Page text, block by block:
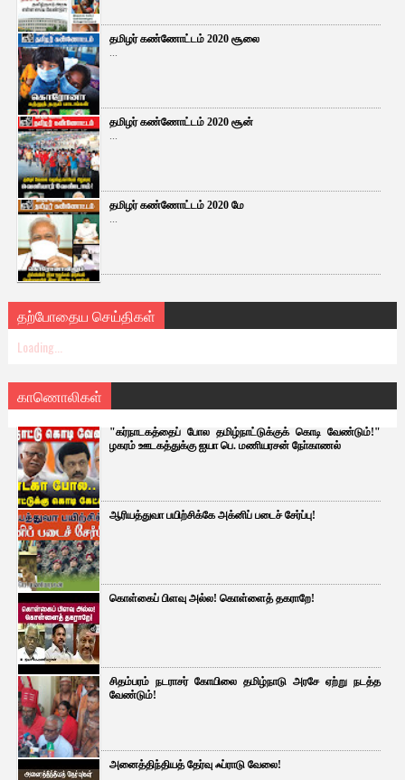
தமிழர் கண்ணோட்டம் 2020 சூலை
...
தமிழர் கண்ணோட்டம் 2020 சூன்
...
தமிழர் கண்ணோட்டம் 2020 மே
...
தற்போதைய செய்திகள்
Loading...
காணொலிகள்
"கர்நாடகத்தைப் போல தமிழ்நாட்டுக்குக் கொடி வேண்டும்!"
ழகரம் ஊடகத்துக்கு ஐயா பெ. மணியரசன் நோ்காணல்
ஆரியத்துவா பயிற்சிக்கே அக்னிப் படைச் சேர்ப்பு!
கொள்கைப் பிளவு அல்ல! கொள்ளைத் தகராறே!
சிதம்பரம் நடராசர் கோயிலை தமிழ்நாடு அரசே ஏற்று நடத்த
வேண்டும்!
அனைத்திந்தியத் தேர்வு ஃப்ராடு வேலை!